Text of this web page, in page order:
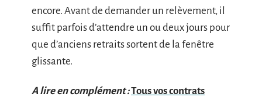
encore. Avant de demander un relèvement, il
suffit parfois d’attendre un ou deux jours pour
que d’anciens retraits sortent de la fenêtre
glissante.
A lire en complément :Tous vos contrats